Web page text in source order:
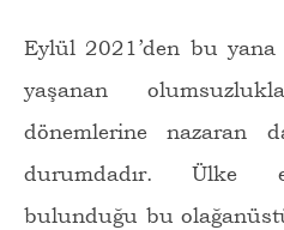
Eylül 2021’den bu
yaşanan
dönemlerine nazaran
durumdadır. Ülke
bulunduğu bu